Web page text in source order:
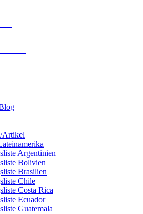
Artikel
Argentinien
Bolivien
Brasilien
Chile
Costa Rica
Ecuador
Guatemala